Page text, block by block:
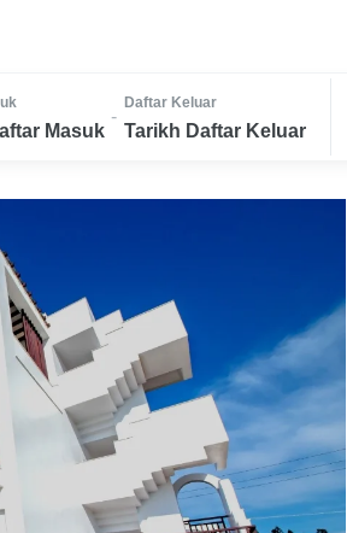
Masuk
-
Daftar Keluar
Tarikh Daftar Keluar